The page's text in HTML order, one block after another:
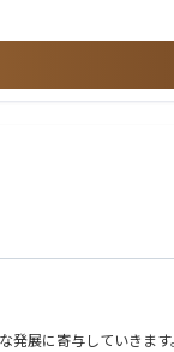
開の提案を行う
展に寄与していきます。